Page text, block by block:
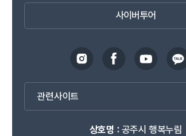
사이버투어
관련사이트
상호명 :공주시 행복누림